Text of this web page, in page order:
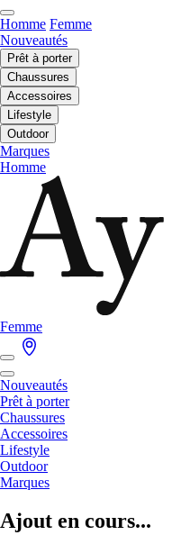
Homme Femme
Nouveautés
Prêt à porter
Chaussures
Accessoires
Lifestyle
Outdoor
Marques
Homme
Femme
Nouveautés
Prêt à porter
Chaussures
Accessoires
Lifestyle
Outdoor
Marques
Ajout en cours...